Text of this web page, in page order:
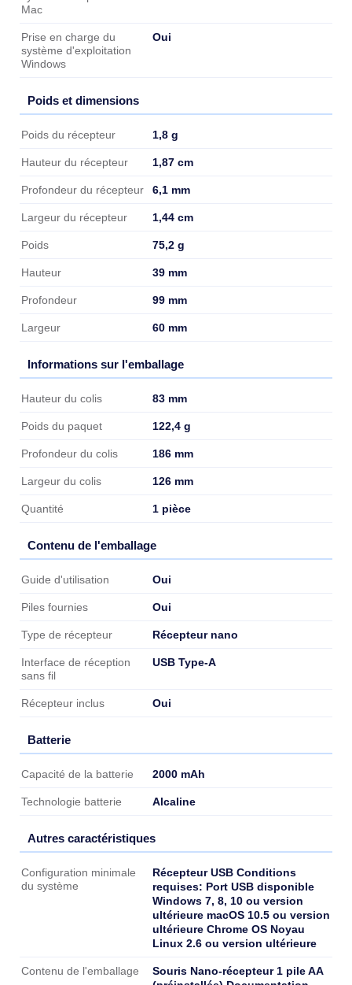
Mac
Prise en charge du
système d'exploitation
Windows
Oui
Poids et dimensions
Poids et dimensions
Poids du récepteur 1,8 g
Hauteur du récepteur 1,87 cm
Profondeur du récepteur 6,1 mm
Largeur du récepteur 1,44 cm
Poids 75,2 g
Hauteur 39 mm
Profondeur 99 mm
Largeur 60 mm
Informations sur l'emballage
Informations sur l'emballage
Hauteur du colis 83 mm
Poids du paquet 122,4 g
Profondeur du colis 186 mm
Largeur du colis 126 mm
Quantité 1 pièce
Contenu de l'emballage
Contenu de l'emballage
Guide d'utilisation Oui
Piles fournies Oui
Type de récepteur Récepteur nano
Interface de réception
sans fil
USB Type-A
Récepteur inclus Oui
Batterie
Batterie
Capacité de la batterie 2000 mAh
Technologie batterie Alcaline
Autres caractéristiques
Autres caractéristiques
Configuration minimale
du système
Récepteur USB Conditions
requises: Port USB disponible
Windows 7, 8, 10 ou version
ultérieure macOS 10.5 ou version
ultérieure Chrome OS Noyau
Linux 2.6 ou version ultérieure
Contenu de l'emballage
Souris Nano-récepteur 1 pile AA